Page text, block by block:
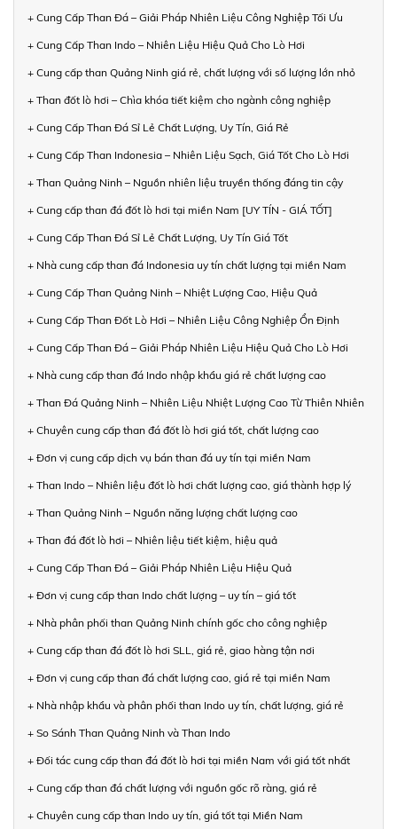
+ Cung Cấp Than Đá – Giải Pháp Nhiên Liệu Công Nghiệp Tối Ưu
+ Cung Cấp Than Indo – Nhiên Liệu Hiệu Quả Cho Lò Hơi
+ Cung cấp than Quảng Ninh giá rẻ, chất lượng với số lượng lớn nhỏ
+ Than đốt lò hơi – Chìa khóa tiết kiệm cho ngành công nghiệp
+ Cung Cấp Than Đá Sỉ Lẻ Chất Lượng, Uy Tín, Giá Rẻ
+ Cung Cấp Than Indonesia – Nhiên Liệu Sạch, Giá Tốt Cho Lò Hơi
+ Than Quảng Ninh – Nguồn nhiên liệu truyền thống đáng tin cậy
+ Cung cấp than đá đốt lò hơi tại miền Nam [UY TÍN - GIÁ TỐT]
+ Cung Cấp Than Đá Sỉ Lẻ Chất Lượng, Uy Tín Giá Tốt
+ Nhà cung cấp than đá Indonesia uy tín chất lượng tại miền Nam
+ Cung Cấp Than Quảng Ninh – Nhiệt Lượng Cao, Hiệu Quả
+ Cung Cấp Than Đốt Lò Hơi – Nhiên Liệu Công Nghiệp Ổn Định
+ Cung Cấp Than Đá – Giải Pháp Nhiên Liệu Hiệu Quả Cho Lò Hơi
+ Nhà cung cấp than đá Indo nhập khẩu giá rẻ chất lượng cao
+ Than Đá Quảng Ninh – Nhiên Liệu Nhiệt Lượng Cao Từ Thiên Nhiên
+ Chuyên cung cấp than đá đốt lò hơi giá tốt, chất lượng cao
+ Đơn vị cung cấp dịch vụ bán than đá uy tín tại miền Nam
+ Than Indo – Nhiên liệu đốt lò hơi chất lượng cao, giá thành hợp lý
+ Than Quảng Ninh – Nguồn năng lượng chất lượng cao
+ Than đá đốt lò hơi – Nhiên liệu tiết kiệm, hiệu quả
+ Cung Cấp Than Đá – Giải Pháp Nhiên Liệu Hiệu Quả
+ Đơn vị cung cấp than Indo chất lượng – uy tín – giá tốt
+ Nhà phân phối than Quảng Ninh chính gốc cho công nghiệp
+ Cung cấp than đá đốt lò hơi SLL, giá rẻ, giao hàng tận nơi
+ Đơn vị cung cấp than đá chất lượng cao, giá rẻ tại miền Nam
+ Nhà nhập khẩu và phân phối than Indo uy tín, chất lượng, giá rẻ
+ So Sánh Than Quảng Ninh và Than Indo
+ Đối tác cung cấp than đá đốt lò hơi tại miền Nam với giá tốt nhất
+ Cung cấp than đá chất lượng với nguồn gốc rõ ràng, giá rẻ
+ Chuyên cung cấp than Indo uy tín, giá tốt tại Miền Nam